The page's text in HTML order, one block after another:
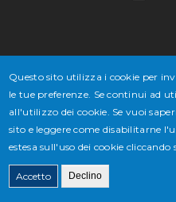
N° 02647430277 - P.IVA N° IT
DI CUI €
Questo sito utilizza i cookie per
le tue preferenze. Se continui ad
all'utilizzo dei cookie. Se vuoi
sito e leggere come disabilitarne
estesa sull'uso dei cookie cliccando
Accetto Declino